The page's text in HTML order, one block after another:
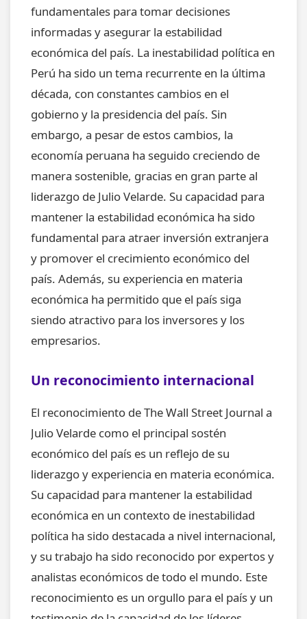
fundamentales para tomar decisiones
informadas y asegurar la estabilidad
económica del país. La inestabilidad política en
Perú ha sido un tema recurrente en la última
década, con constantes cambios en el
gobierno y la presidencia del país. Sin
embargo, a pesar de estos cambios, la
economía peruana ha seguido creciendo de
manera sostenible, gracias en gran parte al
liderazgo de Julio Velarde. Su capacidad para
mantener la estabilidad económica ha sido
fundamental para atraer inversión extranjera
y promover el crecimiento económico del
país. Además, su experiencia en materia
económica ha permitido que el país siga
siendo atractivo para los inversores y los
empresarios.
Un reconocimiento internacional
El reconocimiento de The Wall Street Journal a
Julio Velarde como el principal sostén
económico del país es un reflejo de su
liderazgo y experiencia en materia económica.
Su capacidad para mantener la estabilidad
económica en un contexto de inestabilidad
política ha sido destacada a nivel internacional,
y su trabajo ha sido reconocido por expertos y
analistas económicos de todo el mundo. Este
reconocimiento es un orgullo para el país y un